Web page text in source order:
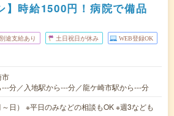
】時給1500円！病院で備品
途支給あり 土日祝日が休み WEB登録OK
市
分／入地駅から---分／龍ケ崎市駅から---分
日） ※平日のみなどの相談もOK ※週3なども